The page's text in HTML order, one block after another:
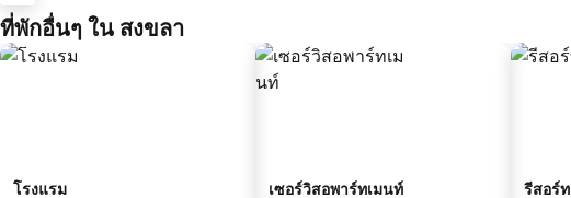
ที่พักอื่นๆ ใน สงขลา
โรงแรม เซอร์วิสอพาร์ทเมนท์ รีสอร์ท